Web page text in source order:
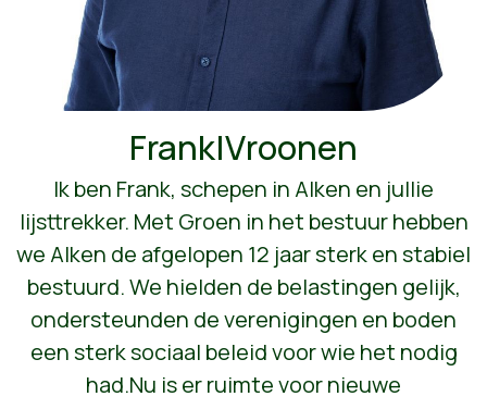
Frank|Vroonen
Ik ben Frank, schepen in Alken en jullie
lijsttrekker. Met Groen in het bestuur hebben
we Alken de afgelopen 12 jaar sterk en stabiel
bestuurd. We hielden de belastingen gelijk,
ondersteunden de verenigingen en boden
een sterk sociaal beleid voor wie het nodig
had.Nu is er ruimte voor nieuwe